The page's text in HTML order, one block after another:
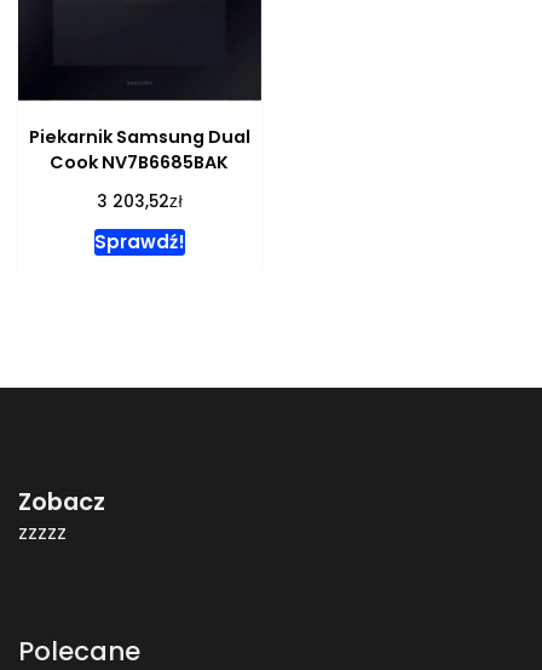
Piekarnik Samsung Dual
Cook NV7B6685BAK
3 203,52zł
Sprawdź!
Zobacz
zzzzz
Polecane